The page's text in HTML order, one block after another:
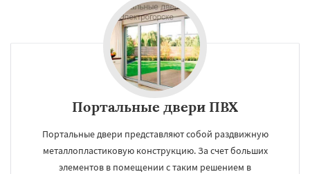
Портальные двери ПВХ
Портальные двери представляют собой раздвижную
металлопластиковую конструкцию. За счет больших
элементов в помещении с таким решением в